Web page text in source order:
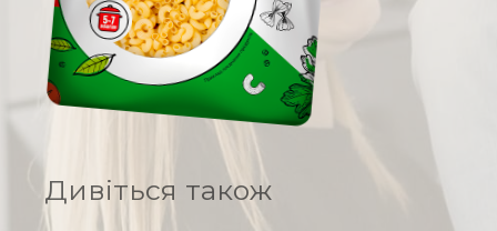
Молоко згущене
Дивіться також